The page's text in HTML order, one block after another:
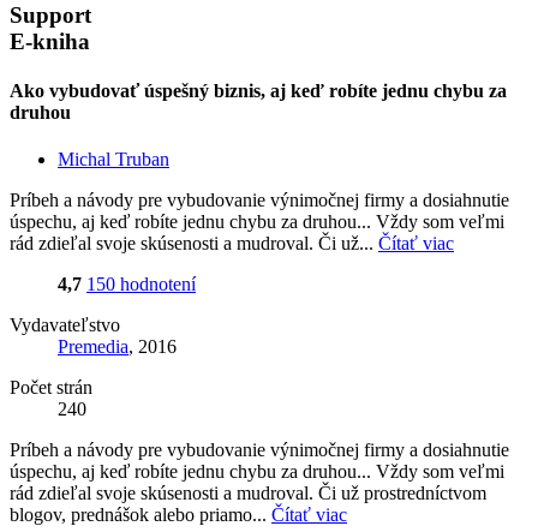
Support
E-kniha
Ako vybudovať úspešný biznis, aj keď robíte jednu chybu za
druhou
Michal Truban
Príbeh a návody pre vybudovanie výnimočnej firmy a dosiahnutie
úspechu, aj keď robíte jednu chybu za druhou... Vždy som veľmi
rád zdieľal svoje skúsenosti a mudroval. Či už... Čítať viac
4,7 150 hodnotení
Vydavateľstvo
Premedia, 2016
Počet strán
240
Príbeh a návody pre vybudovanie výnimočnej firmy a dosiahnutie
úspechu, aj keď robíte jednu chybu za druhou... Vždy som veľmi
rád zdieľal svoje skúsenosti a mudroval. Či už prostredníctvom
blogov, prednášok alebo priamo... Čítať viac